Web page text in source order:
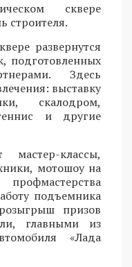
сквере
строителя.
развернутся
подготовленных
Здесь
выставку
скалодром,
и другие
классы,
мотошоу на
подъемника
призов
главными из
«Лада